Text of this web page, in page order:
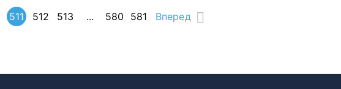
511 512 513 ... 580 581 Вперед